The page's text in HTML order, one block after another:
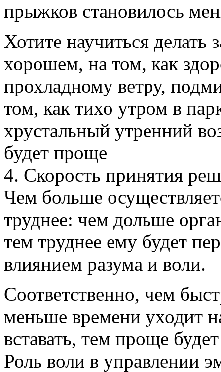
прыжков становилось
Хотите научиться
хорошем, на том, как
прохладному ветру,
том, как тихо утром в
хрустальный утренний
будет проще
4. Скорость принятия
Чем больше
труднее: чем дольше
тем труднее ему будет
влиянием разума и воли.
Соответственно, чем
меньше времени уходит
вставать, тем проще будет
Роль воли в управлении